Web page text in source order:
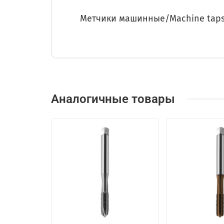
Метчики машинные/Machine
Аналогичные товары